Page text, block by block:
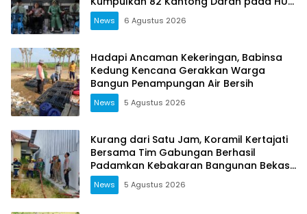
RI ke-81
News 6 Agustus 2026
Hadapi Ancaman Kekeringan, Babinsa
Kedung Kencana Gerakkan Warga
Bangun Penampungan Air Bersih
News 5 Agustus 2026
Kurang dari Satu Jam, Koramil Kertajati
Bersama Tim Gabungan Berhasil
Padamkan Kebakaran Bangunan Bekas
Kober di Pasiripis
News 5 Agustus 2026